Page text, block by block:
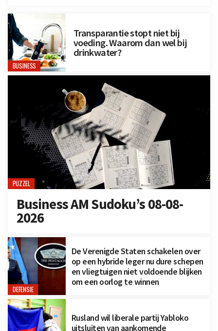
BUSINESS
Transparantie stopt niet bij
voeding. Waarom dan wel bij
drinkwater?
PUZZEL
Business AM Sudoku’s 08-08-
2026
DEFENSIE
De Verenigde Staten schakelen over
op een hybride leger nu dure schepen
en vliegtuigen niet voldoende blijken
om een oorlog te winnen
Rusland wil liberale partij Yabloko
uitsluiten van aankomende